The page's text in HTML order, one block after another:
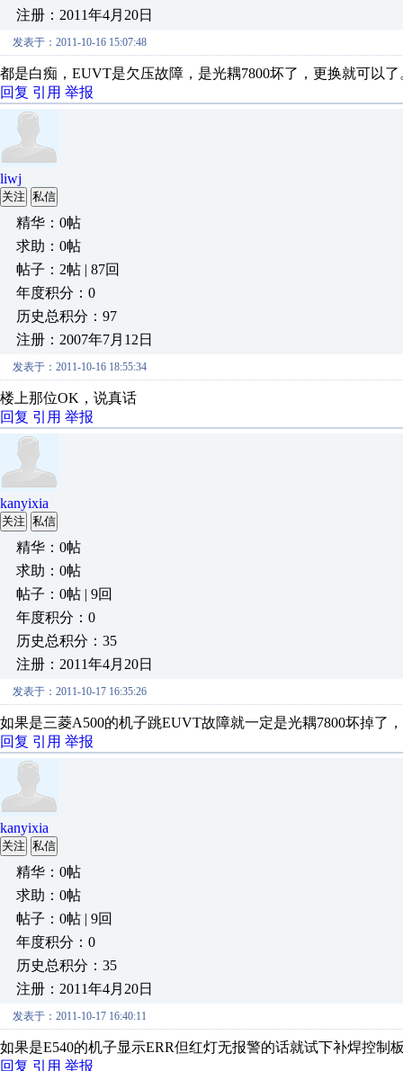
注册：2011年4月20日
发表于：2011-10-16 15:07:48
都是白痴，EUVT是欠压故障，是光耦7800坏了，更换就可以了
回复 引用 举报
liwj
关注 私信
精华：0帖
求助：0帖
帖子：2帖 | 87回
年度积分：0
历史总积分：97
注册：2007年7月12日
发表于：2011-10-16 18:55:34
楼上那位OK，说真话
回复 引用 举报
kanyixia
关注 私信
精华：0帖
求助：0帖
帖子：0帖 | 9回
年度积分：0
历史总积分：35
注册：2011年4月20日
发表于：2011-10-17 16:35:26
如果是三菱A500的机子跳EUVT故障就一定是光耦7800坏掉了
回复 引用 举报
kanyixia
关注 私信
精华：0帖
求助：0帖
帖子：0帖 | 9回
年度积分：0
历史总积分：35
注册：2011年4月20日
发表于：2011-10-17 16:40:11
如果是E540的机子显示ERR但红灯无报警的话就试下补焊控制
回复 引用 举报